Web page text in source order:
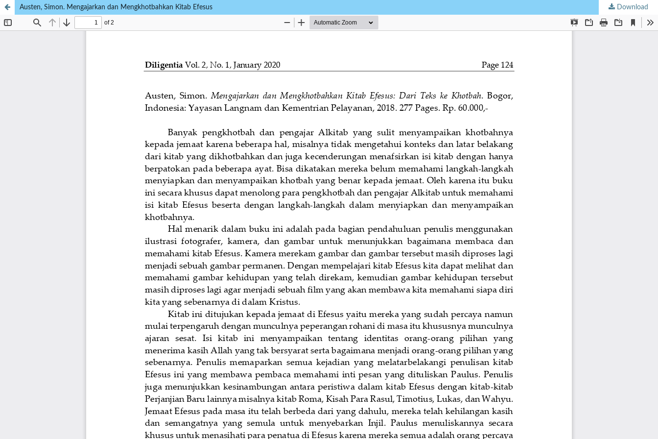
Austen, Simon. Mengajarkan dan Mengkhotbahkan Kitab Efesus Download